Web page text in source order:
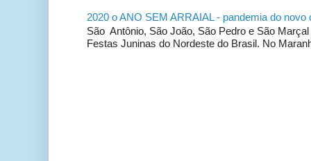
2020 o ANO SEM ARRAIAL - pandemia do novo
São Antônio, São João, São Pedro e São
Festas Juninas do Nordeste do Brasil. No